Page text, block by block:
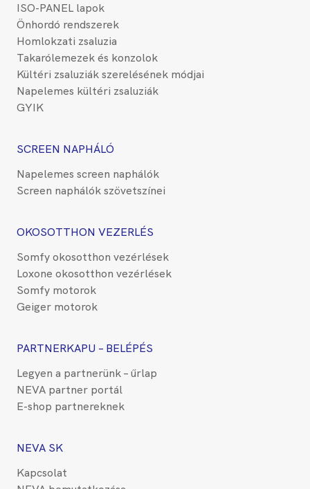
ISO-PANEL lapok
Önhordó rendszerek
Homlokzati zsaluzia
Takarólemezek és konzolok
Kültéri zsaluziák szerelésének módjai
Napelemes kültéri zsaluziák
GYIK
SCREEN NAPHÁLÓ
Napelemes screen naphálók
Screen naphálók szövetszínei
OKOSOTTHON VEZERLÉS
Somfy okosotthon vezérlések
Loxone okosotthon vezérlések
Somfy motorok
Geiger motorok
PARTNERKAPU – BELÉPÉS
Legyen a partnerünk – űrlap
NEVA partner portál
E-shop partnereknek
NEVA SK
Kapcsolat